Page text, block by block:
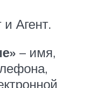
Агент.
– имя,